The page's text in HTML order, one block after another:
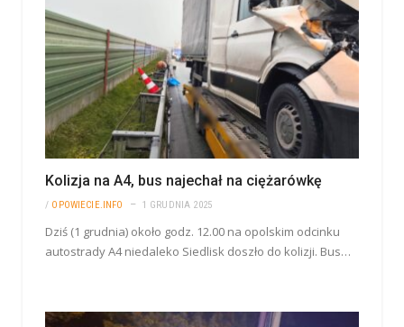
Kolizja na A4, bus najechał na ciężarówkę
/ OPOWIECIE.INFO 1 GRUDNIA 2025
Dziś (1 grudnia) około godz. 12.00 na opolskim odcinku
autostrady A4 niedaleko Siedlisk doszło do kolizji. Bus…